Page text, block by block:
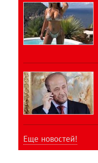
Еще новостей!